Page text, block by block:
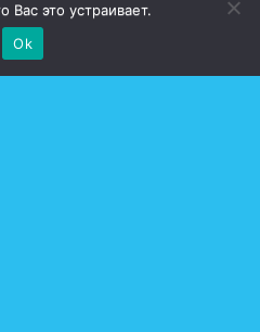
Вас это устраивает.
Ok